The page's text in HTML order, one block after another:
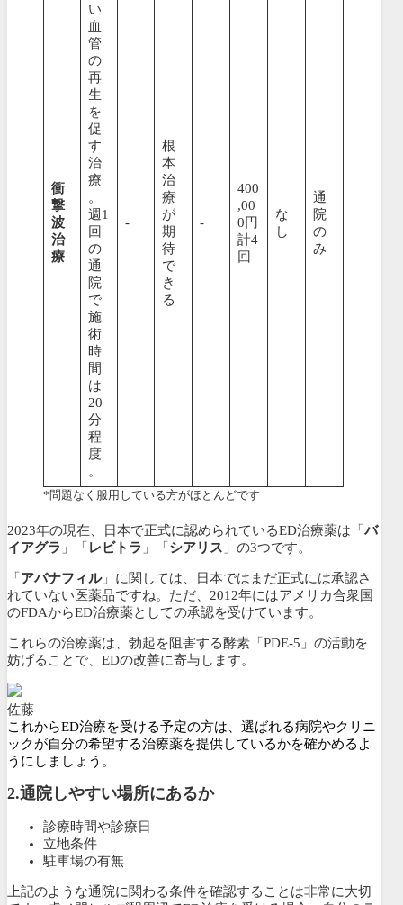
衝
撃
波
治
療
い
血
管
の
再
生
を
促
す
治
療
。
週1
回
の
通
院
で
施
術
時
間
は
20
分
程
度
。
-
根
本
治
療
が
期
待
で
き
る
-
400
,00
0円
計4
回
な
し
通
院
の
み
*問題なく服用している方がほとんどです
2023年の現在、日本で正式に認められているED治療薬は「バ
イアグラ 」「レビトラ 」「シアリス 」の3つです。
「アバナフィル」に関しては、日本ではまだ正式には承認さ
れていない医薬品ですね。ただ、2012年にはアメリカ合衆国
のFDAからED治療薬としての承認を受けています。
これらの治療薬は、勃起を阻害する酵素「PDE-5」の活動を
妨げることで、EDの改善に寄与します。
佐藤
これからED治療を受ける予定の方は、選ばれる病院やクリニ
ックが自分の希望する治療薬を提供しているかを確かめるよ
うにしましょう。
2.通院しやすい場所にあるか
診療時間や診療日
立地条件
駐車場の有無
上記のような通院に関わる条件を確認することは非常に大切